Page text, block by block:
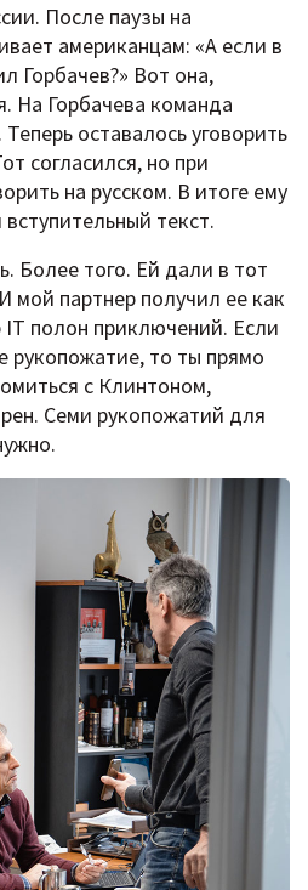
После паузы на
американцам: «А если в
Горбачев?» Вот она,
На Горбачева команда
оставалось уговорить
согласился, но при
на русском. В итоге ему
текст.
Более того. Ей дали в тот
мой партнер получил ее как
полон приключений. Если
рукопожатие, то ты прямо
с Клинтоном,
Семи рукопожатий для